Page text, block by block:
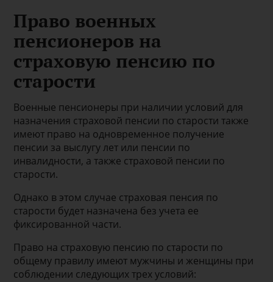
Право военных
пенсионеров на
страховую пенсию по
старости
Военные пенсионеры при наличии условий для
назначения страховой пенсии по старости также
имеют право на одновременное получение
пенсии за выслугу лет или пенсии по
инвалидности, а также страховой пенсии по
старости.
Однако в этом случае страховая пенсия по
старости будет назначена без учета ее
фиксированной части.
Право на страховую пенсию по старости по
общему правилу имеют мужчины и женщины при
соблюдении следующих трех условий: